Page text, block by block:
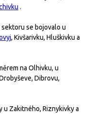
.
sektoru se bojovalo u
, Kivšarivku, Hluškivku a
na Olhivku, u
Dibrovu,
u Zakitného, Riznykivky a